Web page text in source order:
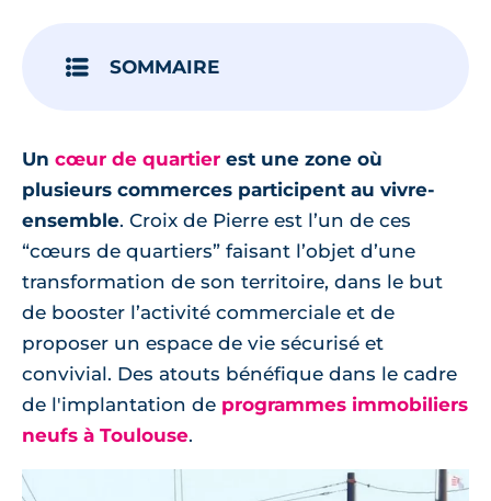
SOMMAIRE
Un cœur de quartier est une zone où
plusieurs commerces participent au vivre-
ensemble. Croix de Pierre est l’un de ces
“cœurs de quartiers” faisant l’objet d’une
transformation de son territoire, dans le but
de booster l’activité commerciale et de
proposer un espace de vie sécurisé et
convivial. Des atouts bénéfique dans le cadre
de l'implantation de programmes immobiliers
neufs à Toulouse.